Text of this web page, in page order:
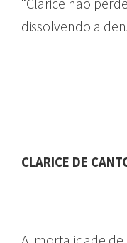
dissolvendo a
CLARICE DE